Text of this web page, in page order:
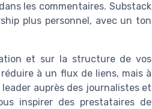
les commentaires. Substack
plus personnel, avec un ton
et sur la structure de vos
à un flux de liens, mais à
auprès des journalistes et
inspirer des prestataires de